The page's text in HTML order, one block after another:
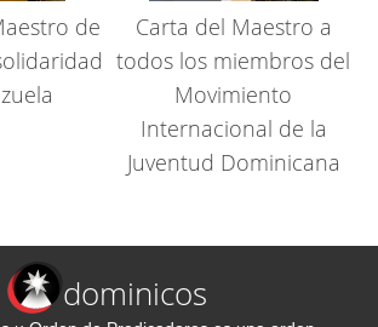
de
Carta del Maestro a
todos los miembros del
Movimiento
Internacional de la
Juventud Dominicana
dominicos